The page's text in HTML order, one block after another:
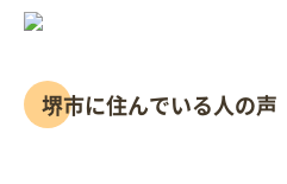
堺市に住んでいる人の声